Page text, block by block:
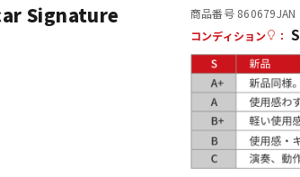
その他楽器
レコーディ
グ機器
Signature
商品番号 860679JAN
コンディション
： S